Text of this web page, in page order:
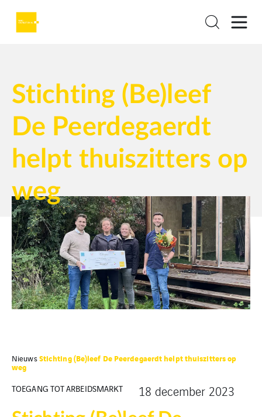
Stichting (Be)leef
De Peerdegaerdt
helpt thuiszitters op
weg
NieuwsStichting (Be)leef De Peerdegaerdt helpt thuiszitters op
weg
TOEGANG TOT ARBEIDSMARKT
18 december 2023